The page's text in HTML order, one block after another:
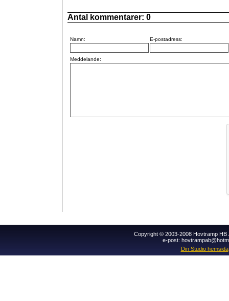
Antal kommentarer: 0
Namn: E-postadress:
Meddelande:
Copyright © 2003-2008 Hovtramp HB
e-post:
Din Studio hemsida